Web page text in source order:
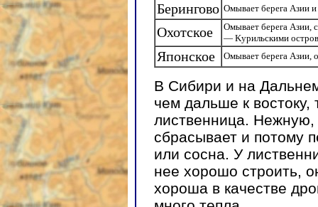
Берингово Омывает берега Азии
Охотское
Омывает берега Азии,
— Kурильскими
Японское Омывает берега Азии,
В Сибири и на
чем дальше к
лиственница.
сбрасывает и потому
или сосна. У
нее хорошо строить,
хороша в качестве